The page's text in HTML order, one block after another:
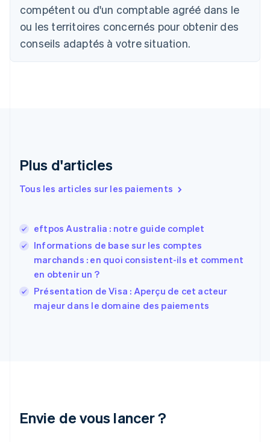
compétent ou d'un comptable agréé dans le
ou les territoires concernés pour obtenir des
conseils adaptés à votre situation.
Plus d'articles
Tous les articles sur les paiements
eftpos Australia : notre guide complet
Informations de base sur les comptes
marchands : en quoi consistent-ils et comment
en obtenir un ?
Présentation de Visa : Aperçu de cet acteur
majeur dans le domaine des paiements
Envie de vous lancer ?
Canada
Chine continentale
简体中文English
Español English
English
Finlande
English Svenska
France
FrançaisEnglish
Gibraltar
English
Grèce
English
Japon